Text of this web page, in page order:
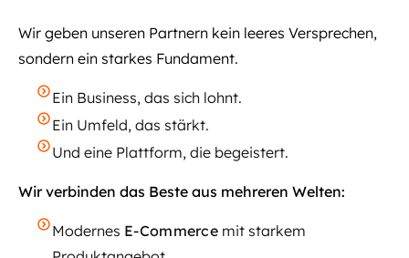
Wir geben unseren Partnern kein leeres Versprechen,
sondern ein starkes Fundament.
Ein Business, das sich lohnt.
Ein Umfeld, das stärkt.
Und eine Plattform, die begeistert.
Wir verbinden das Beste aus mehreren Welten:
Modernes E-Commerce mit starkem